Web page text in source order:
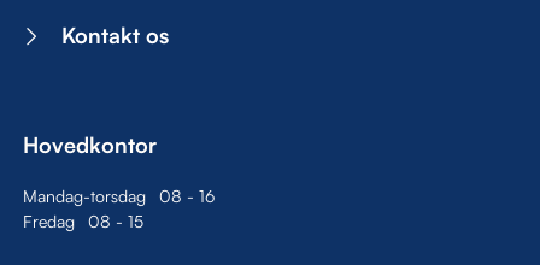
Kontakt os
Hovedkontor
Mandag-torsdag 08 - 16
Fredag
08 - 15